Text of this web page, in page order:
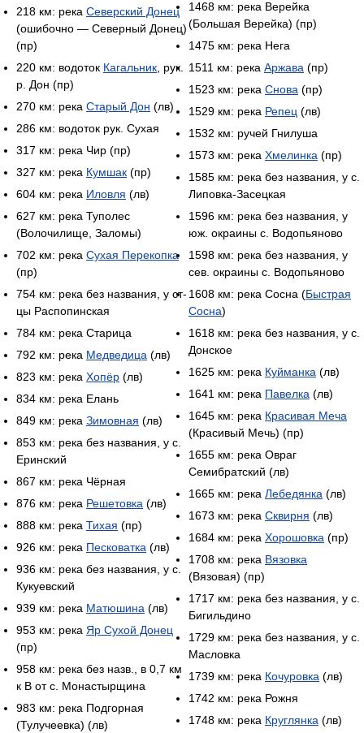
218 км: река Северский Донец
(ошибочно — Северный Донец)
(пр)
220 км: водоток Кагальник , рук.
р. Дон (пр)
270 км: река Старый Дон (лв)
286 км: водоток рук. Сухая
317 км: река Чир (пр)
327 км: река Кумшак (пр)
604 км: река Иловля (лв)
627 км: река Туполес
(Волочилище, Заломы)
702 км: река Сухая Перекопка
(пр)
754 км: река без названия, у ст-
цы Распопинская
784 км: река Старица
792 км: река Медведица (лв)
823 км: река Хопёр (лв)
834 км: река Елань
849 км: река Зимовная (лв)
853 км: река без названия, у с.
Еринский
867 км: река Чёрная
876 км: река Решетовка (лв)
888 км: река Тихая (пр)
926 км: река Песковатка (лв)
936 км: река без названия, у с.
Кукуевский
939 км: река Матюшина (лв)
953 км: река Яр Сухой Донец
(пр)
958 км: река без назв., в 0,7 км
к В от с. Монастырщина
983 км: река Подгорная
(Тулучеевка) (лв)
1468 км: река Верейка
(Большая Верейка) (пр)
1475 км: река Нега
1511 км: река Аржава (пр)
1523 км: река Снова (пр)
1529 км: река Репец (лв)
1532 км: ручей Гнилуша
1573 км: река Хмелинка (пр)
1585 км: река без названия, у с.
Липовка-Засецкая
1596 км: река без названия, у
юж. окраины с. Водопьяново
1598 км: река без названия, у
сев. окраины с. Водопьяново
1608 км: река Сосна (Быстрая
Сосна)
1618 км: река без названия, у с.
Донское
1625 км: река Куйманка (лв)
1641 км: река Павелка (лв)
1645 км: река Красивая Меча
(Красивый Мечь) (пр)
1655 км: река Овраг
Семибратский (лв)
1665 км: река Лебедянка (лв)
1673 км: река Сквирня (лв)
1684 км: река Хорошовка (пр)
1708 км: река Вязовка
(Вязовая) (пр)
1717 км: река без названия, у с.
Бигильдино
1729 км: река без названия, у с.
Масловка
1739 км: река Кочуровка (лв)
1742 км: река Рожня
1748 км: река Круглянка (лв)